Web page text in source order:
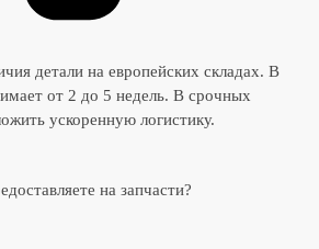
детали на европейских складах. В
от 2 до 5 недель. В срочных
ускоренную логистику.
на запчасти?